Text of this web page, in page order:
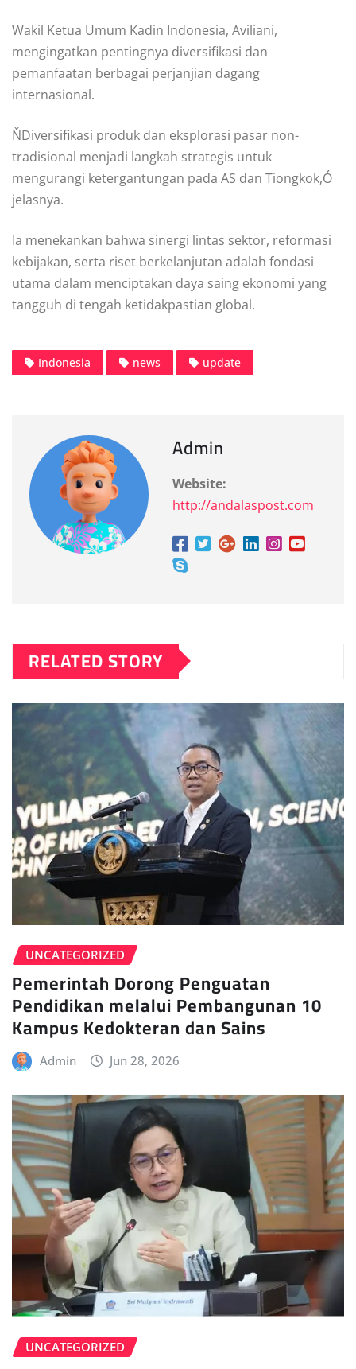
Wakil Ketua Umum Kadin Indonesia, Aviliani,
mengingatkan pentingnya diversifikasi dan
pemanfaatan berbagai perjanjian dagang
internasional.
ŇDiversifikasi produk dan eksplorasi pasar non-
tradisional menjadi langkah strategis untuk
mengurangi ketergantungan pada AS dan Tiongkok,Ó
jelasnya.
Ia menekankan bahwa sinergi lintas sektor, reformasi
kebijakan, serta riset berkelanjutan adalah fondasi
utama dalam menciptakan daya saing ekonomi yang
tangguh di tengah ketidakpastian global.
Indonesia news update
Admin
Website:
http://andalaspost.com
RELATED STORY
UNCATEGORIZED
Pemerintah Dorong Penguatan
Pendidikan melalui Pembangunan 10
Kampus Kedokteran dan Sains
Admin Jun 28, 2026
UNCATEGORIZED